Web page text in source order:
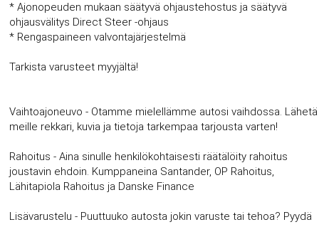
* Ajonopeuden mukaan säätyvä ohjaustehostus ja säätyvä
ohjausvälitys Direct Steer -ohjaus
* Rengaspaineen valvontajärjestelmä
Tarkista varusteet myyjältä!
Vaihtoajoneuvo - Otamme mielellämme autosi vaihdossa. Lähetä
meille rekkari, kuvia ja tietoja tarkempaa tarjousta varten!
Rahoitus - Aina sinulle henkilökohtaisesti räätälöity rahoitus
joustavin ehdoin. Kumppaneina Santander, OP Rahoitus,
Lähitapiola Rahoitus ja Danske Finance
Lisävarustelu - Puuttuuko autosta jokin varuste tai tehoa? Pyydä